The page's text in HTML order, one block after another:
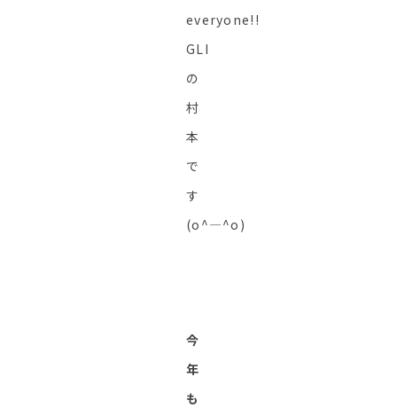
everyone!!
GLI
の
村
本
で
す
(o^―^o)
今
年
も